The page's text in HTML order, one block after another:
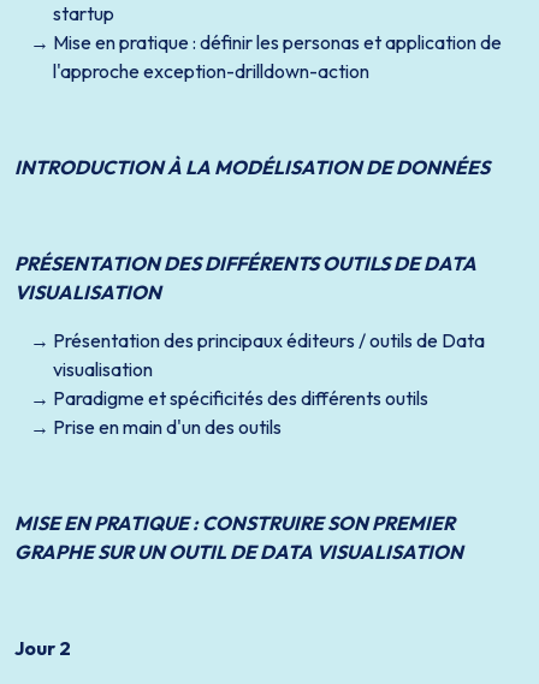
startup
Mise en pratique : définir les personas et application de
l'approche exception-drilldown-action
INTRODUCTION À LA MODÉLISATION DE DONNÉES
PRÉSENTATION DES DIFFÉRENTS OUTILS DE DATA
VISUALISATION
Présentation des principaux éditeurs / outils de Data
visualisation
Paradigme et spécificités des différents outils
Prise en main d'un des outils
MISE EN PRATIQUE : CONSTRUIRE SON PREMIER
GRAPHE SUR UN OUTIL DE DATA VISUALISATION
Jour 2